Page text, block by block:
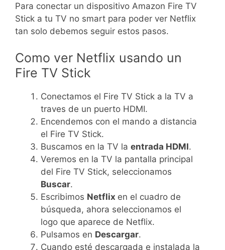
Para conectar un dispositivo Amazon Fire TV
Stick a tu TV no smart para poder ver Netflix
tan solo debemos seguir estos pasos.
Como ver Netflix usando un
Fire TV Stick
Conectamos el Fire TV Stick a la TV a
traves de un puerto HDMI.
Encendemos con el mando a distancia
el Fire TV Stick.
Buscamos en la TV la entrada HDMI.
Veremos en la TV la pantalla principal
del Fire TV Stick, seleccionamos
Buscar.
Escribimos Netflix en el cuadro de
búsqueda, ahora seleccionamos el
logo que aparece de Netflix.
Pulsamos en Descargar.
Cuando esté descargada e instalada la